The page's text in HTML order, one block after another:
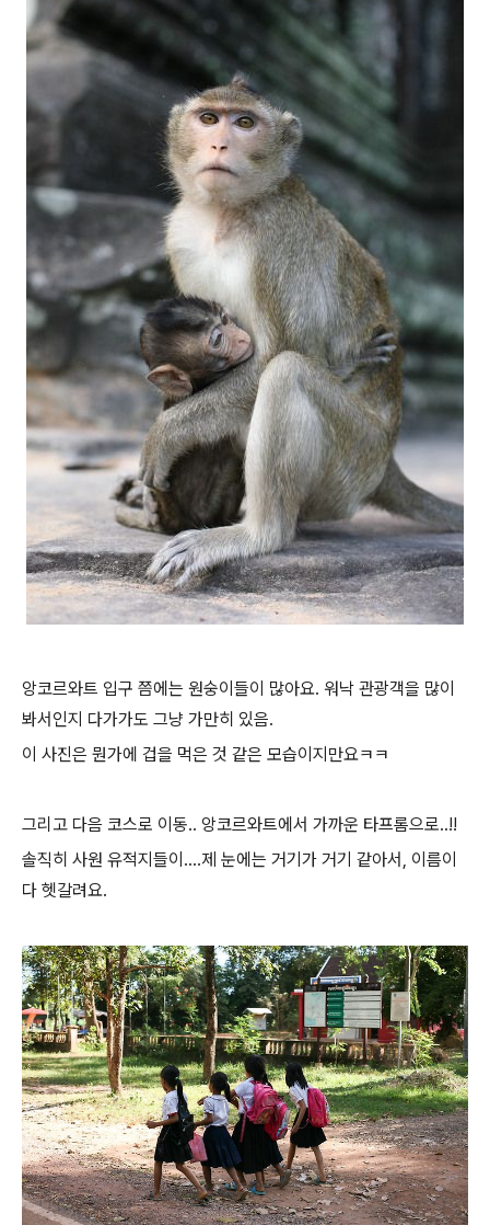
앙코르와트 입구 쯤에는 원숭이들이 많아요. 워낙 관광객을 많이
봐서인지 다가가도 그냥 가만히 있음.
이 사진은 뭔가에 겁을 먹은 것 같은 모습이지만요ㅋㅋ
그리고 다음 코스로 이동.. 앙코르와트에서 가까운 타프롬으로..!!
솔직히 사원 유적지들이....제 눈에는 거기가 거기 같아서, 이름이
다 헷갈려요.